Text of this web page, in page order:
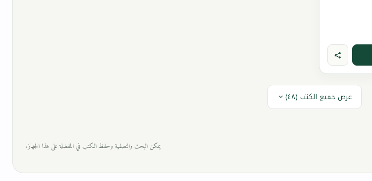
عرض جميع الكتب (٤٨)
يمكن البحث والتصفية وحفظ الكتب في المفضلة على هذا الجهاز.